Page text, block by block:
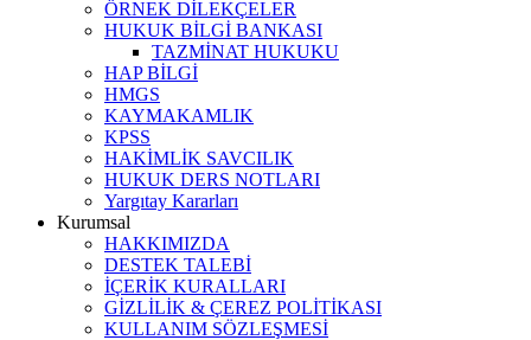
ÖRNEK DİLEKÇELER
HUKUK BİLGİ BANKASI
TAZMİNAT HUKUKU
HAP BİLGİ
HMGS
KAYMAKAMLIK
KPSS
HAKİMLİK SAVCILIK
HUKUK DERS NOTLARI
Yargıtay Kararları
Kurumsal
HAKKIMIZDA
DESTEK TALEBİ
İÇERİK KURALLARI
GİZLİLİK & ÇEREZ POLİTİKASI
KULLANIM SÖZLEŞMESİ